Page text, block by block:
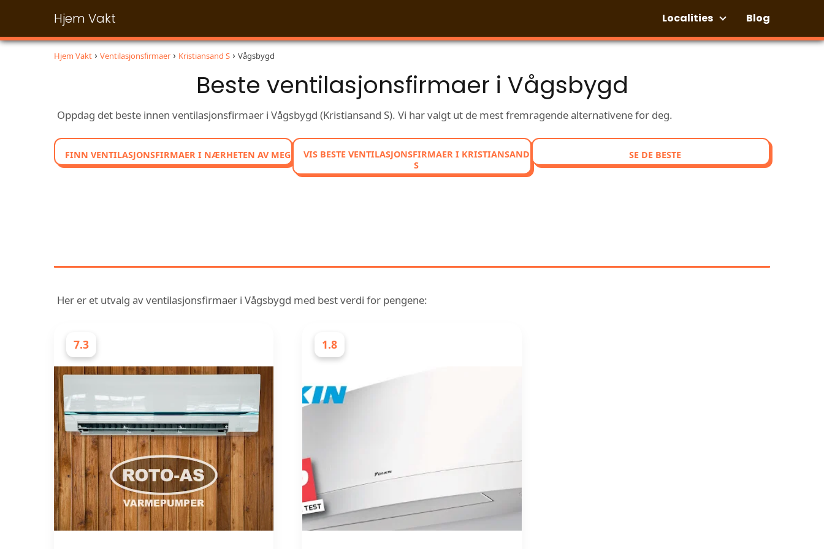
Hjem Vakt Localities Blog
Hjem Vakt Ventilasjonsfirmaer Kristiansand S Vågsbygd
Beste ventilasjonsfirmaer i Vågsbygd
Oppdag det beste innen ventilasjonsfirmaer i Vågsbygd (Kristiansand S). Vi har valgt ut de mest fremragende alternativene for deg.
FINN VENTILASJONSFIRMAER I NÆRHETEN AV MEG
VIS BESTE VENTILASJONSFIRMAER I KRISTIANSAND
S
SE DE BESTE
Her er et utvalg av ventilasjonsfirmaer i Vågsbygd med best verdi for pengene:
7.3 1.8